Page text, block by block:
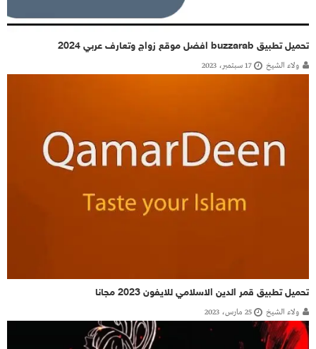
تحميل تطبيق buzzarab افضل موقع زواج وتعارف عربي 2024
ولاء الشيخ 17 سبتمبر، 2023
تحميل تطبيق قمر الدين الاسلامي للايفون 2023 مجانا
ولاء الشيخ 25 مارس، 2023